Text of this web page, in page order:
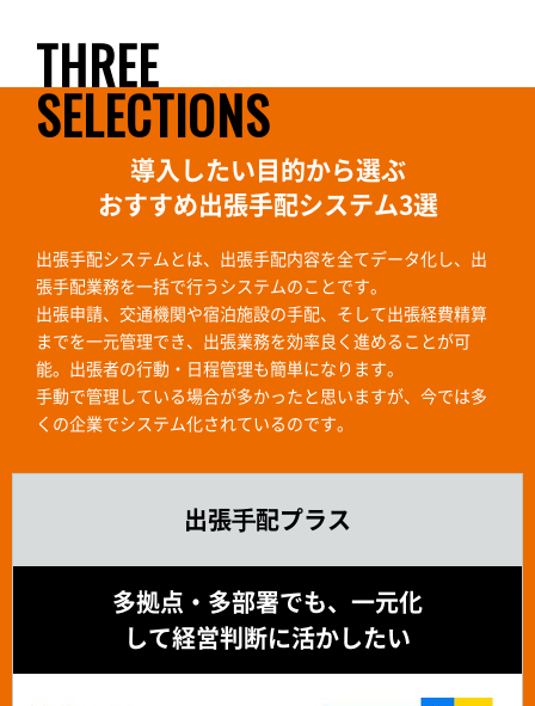
THREE
SELECTIONS
導入したい目的から選ぶ
おすすめ出張手配システム3選
出張手配システムとは、出張手配内容を全てデータ化し、出
張手配業務を一括で行うシステムのことです。
出張申請、交通機関や宿泊施設の手配、そして出張経費精算
までを一元管理でき、出張業務を効率良く進めることが可
能。出張者の行動・日程管理も簡単になります。
手動で管理している場合が多かったと思いますが、今では多
くの企業でシステム化されているのです。
出張⼿配プラス
多拠点・多部署でも、一元化
して経営判断に活かしたい